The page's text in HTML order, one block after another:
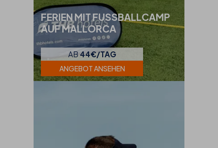
FERIEN MIT FUSSBALLCAMP
AUF MALLORCA
AB 44€/TAG
ANGEBOT ANSEHEN